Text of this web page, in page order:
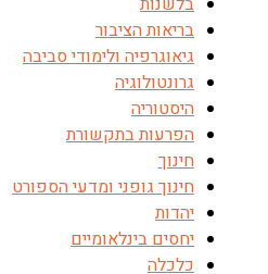
בריאות הציבור
גיאוגרפיה ולימודי סביבה
גרונטולוגיה
היסטוריה
הפרעות בתקשורת
חינוך
חינוך גופני ומדעי הספורט
יהדות
יחסים בינלאומיים
כלכלה